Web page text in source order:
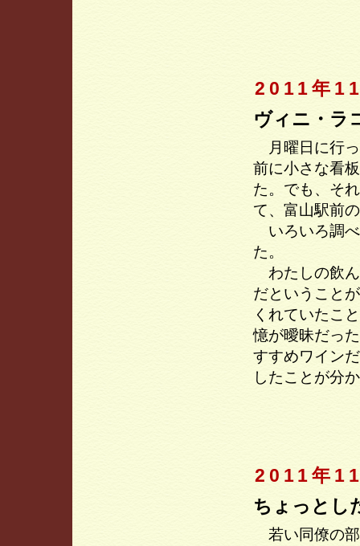
2011年
ヴィニ・ラ
月曜日に行っ
前に小さな看
た。でも、そ
て、富山駅前
いろいろ調べ
た。
わたしの飲ん
だということ
くれていたこ
憶が曖昧だっ
すすめワイン
したことが分
2011年
ちょっとし
若い同僚の部